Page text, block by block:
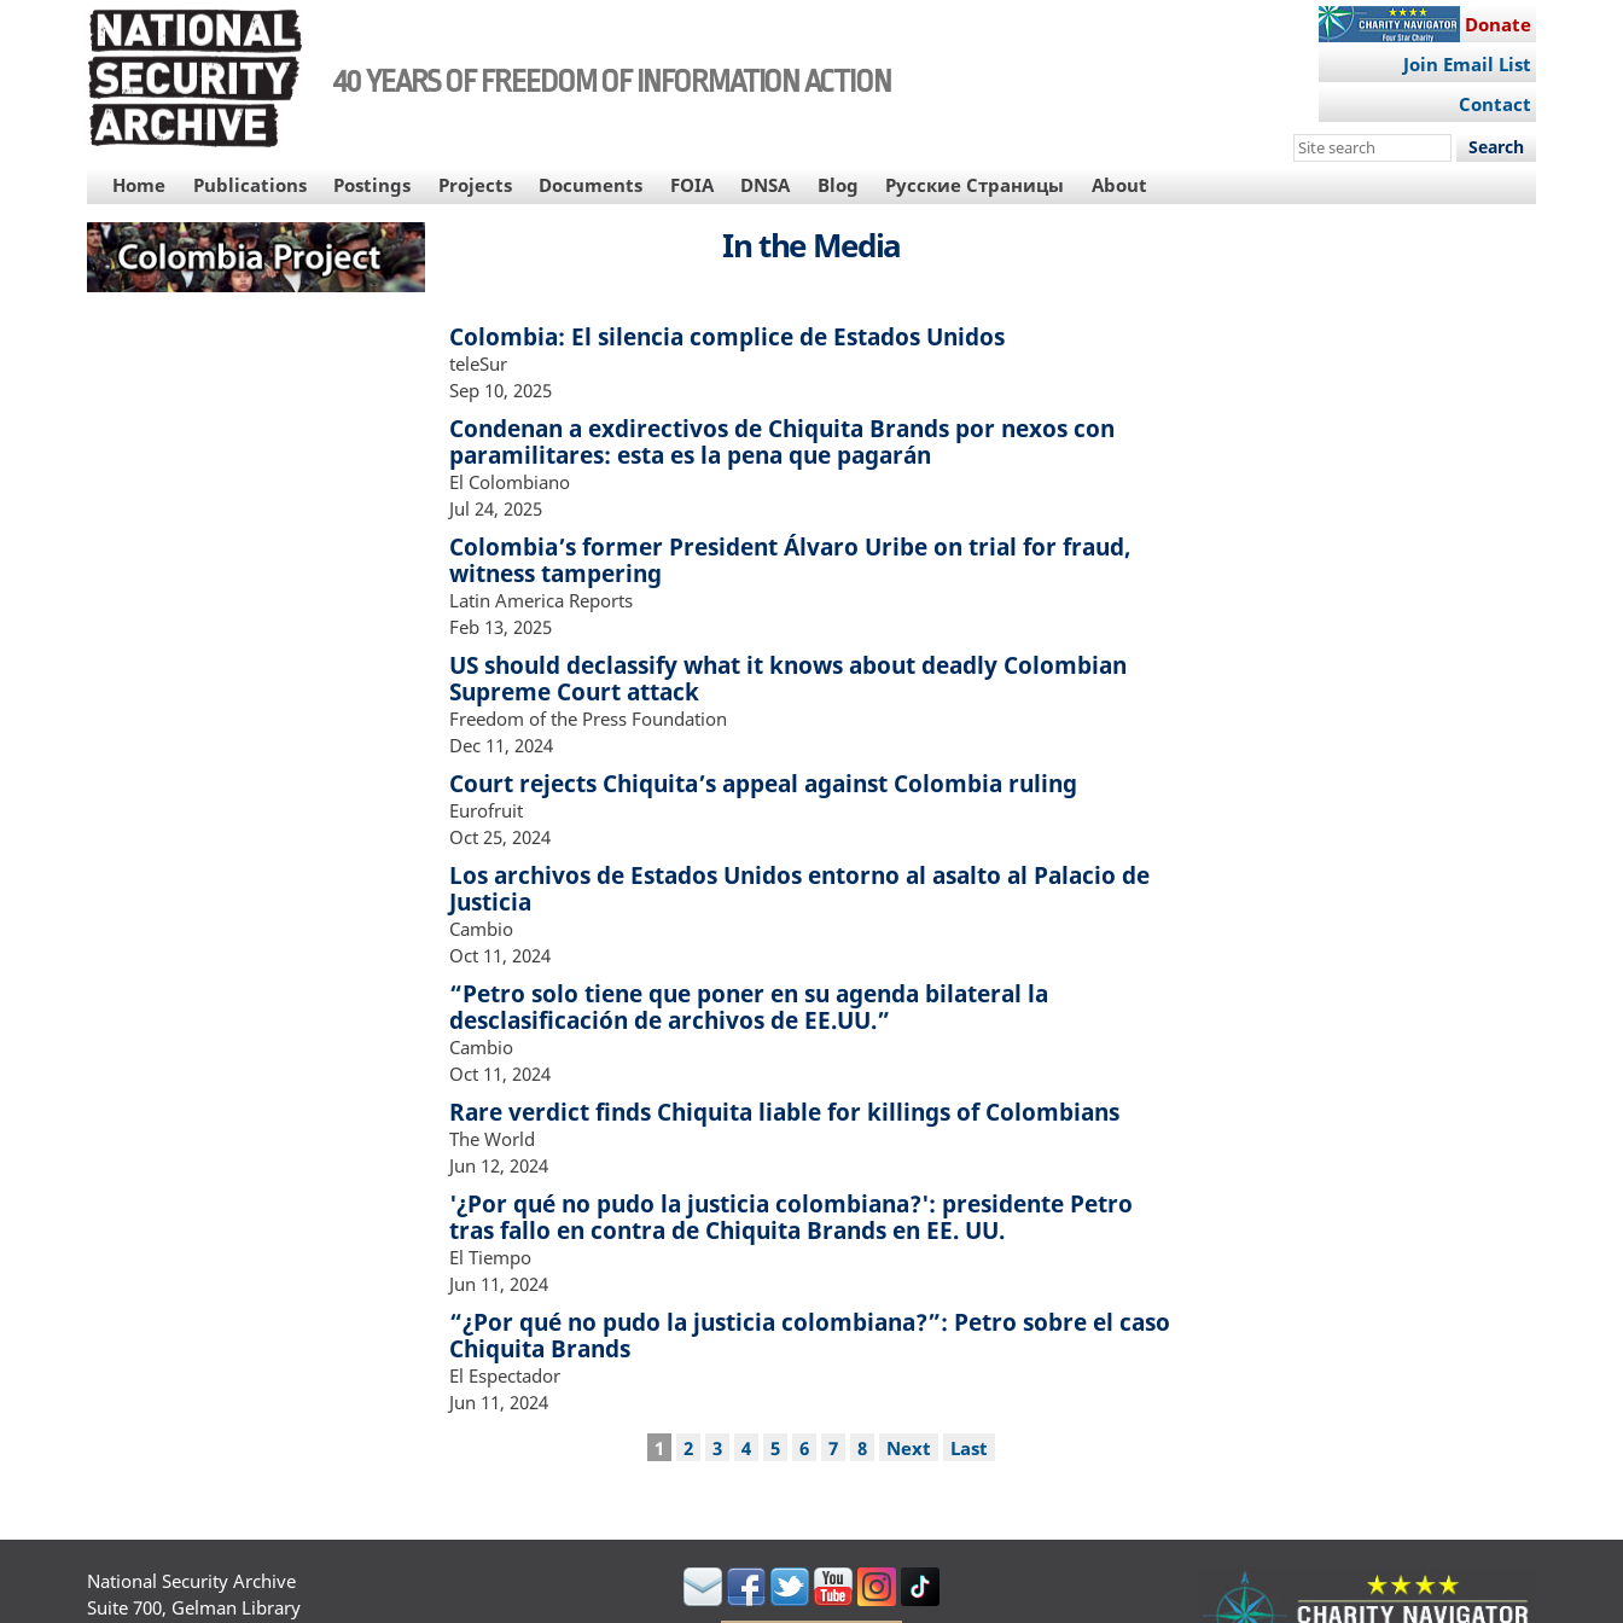
40 YEARS OF FREEDOM OF INFORMATION ACTION
Donate
Join Email List
Contact
Search
site
MAIN
NAVIGATION
Home Publications Postings Projects Documents FOIA DNSA Blog Русские Страницы About
In the Media
Colombia: El silencia complice de Estados Unidos
teleSur
Sep 10, 2025
Condenan a exdirectivos de Chiquita Brands por nexos con
paramilitares: esta es la pena que pagarán
El Colombiano
Jul 24, 2025
Colombia’s former President Álvaro Uribe on trial for fraud,
witness tampering
Latin America Reports
Feb 13, 2025
US should declassify what it knows about deadly Colombian
Supreme Court attack
Freedom of the Press Foundation
Dec 11, 2024
Court rejects Chiquita’s appeal against Colombia ruling
Eurofruit
Oct 25, 2024
Los archivos de Estados Unidos entorno al asalto al Palacio de
Justicia
Cambio
Oct 11, 2024
“Petro solo tiene que poner en su agenda bilateral la
desclasificación de archivos de EE.UU.”
Cambio
Oct 11, 2024
Rare verdict finds Chiquita liable for killings of Colombians
The World
Jun 12, 2024
'¿Por qué no pudo la justicia colombiana?': presidente Petro
tras fallo en contra de Chiquita Brands en EE. UU.
El Tiempo
Jun 11, 2024
“¿Por qué no pudo la justicia colombiana?”: Petro sobre el caso
Chiquita Brands
El Espectador
Jun 11, 2024
Current
1 Page
2 Page
3 Page
4 Page
5 Page
6 Page
7 Page
8
Next
Next
Last
Last
National Security Archive
Suite 700, Gelman Library